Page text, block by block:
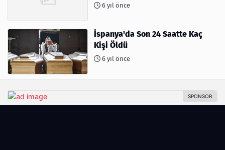
6 yıl önce
İspanya'da Son 24 Saatte Kaç
Kişi Öldü
6 yıl önce